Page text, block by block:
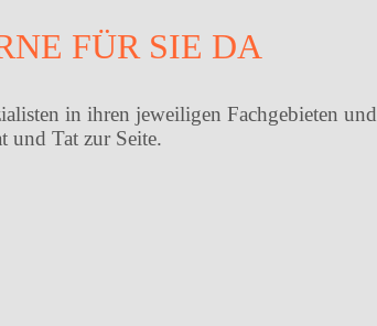
FÜR SIE DA
in ihren jeweiligen Fachgebieten und
und Tat zur Seite.